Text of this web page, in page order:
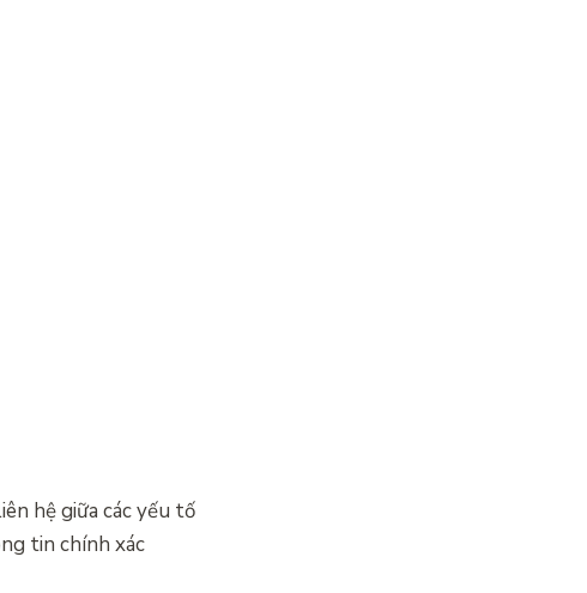
hệ giữa các yếu tố
tin chính xác